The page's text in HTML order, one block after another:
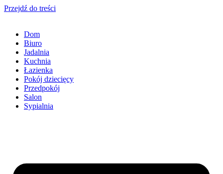
Przejdź do treści
Dom
Biuro
Jadalnia
Kuchnia
Łazienka
Pokój dziecięcy
Przedpokój
Salon
Sypialnia